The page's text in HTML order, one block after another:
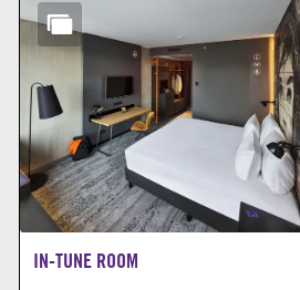
IN-TUNE ROOM